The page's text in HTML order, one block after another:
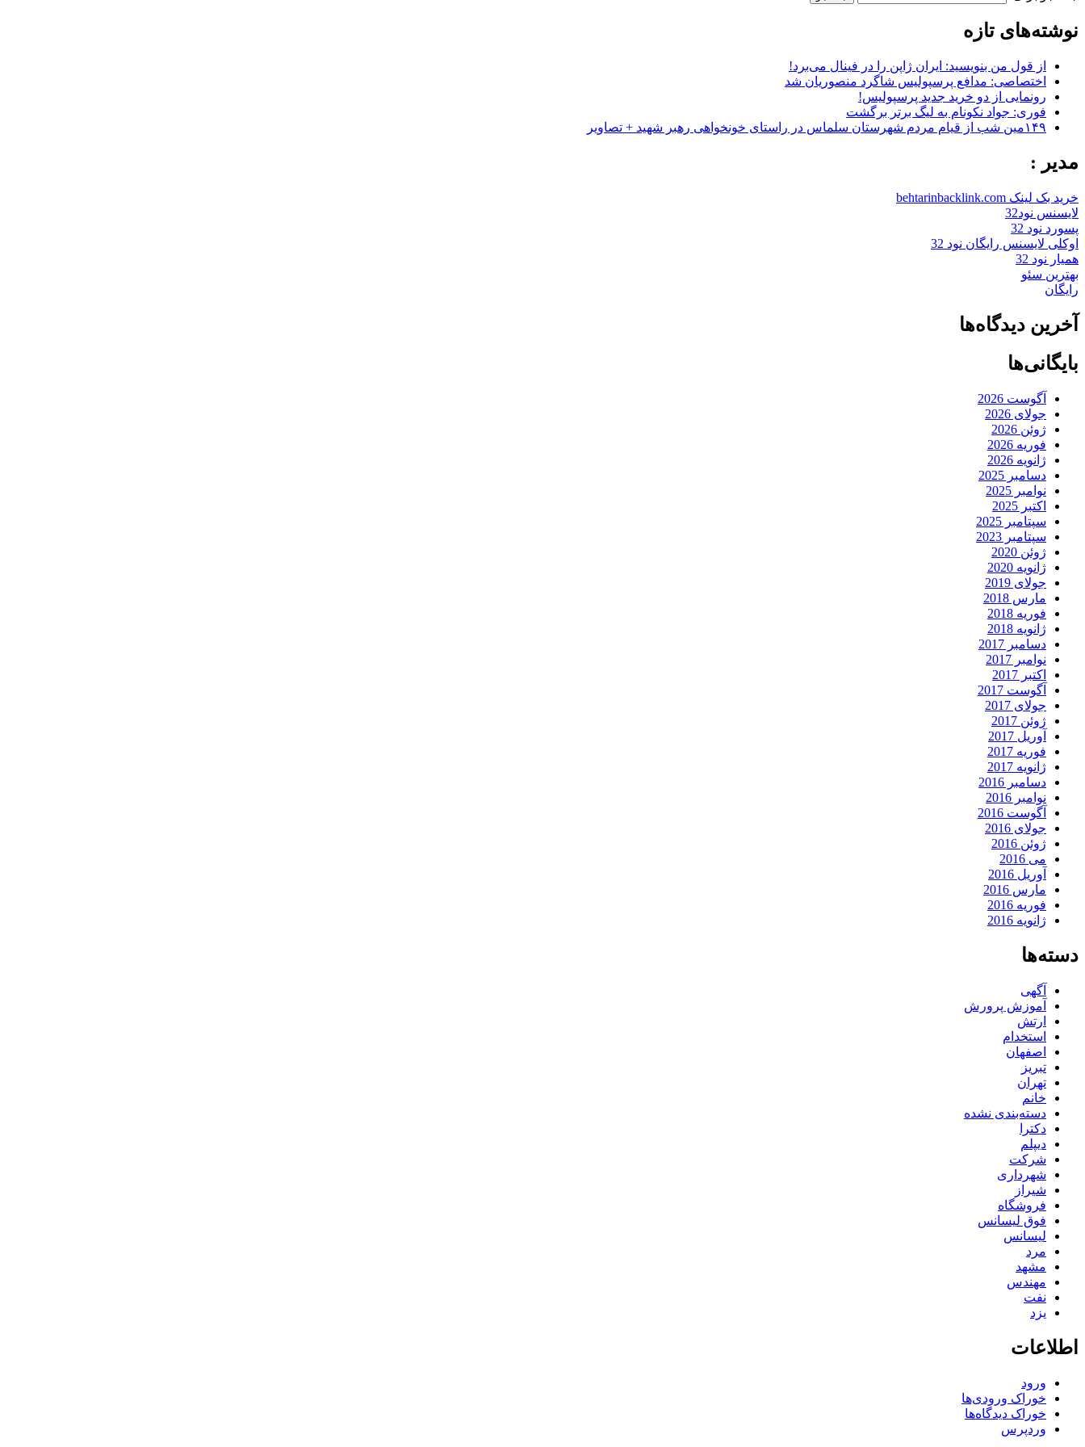
نوشته‌های تازه
از قول من بنویسید: ایران ژاپن را در فینال می‌برد!
اختصاصی: مدافع پرسپولیس شاگرد منصوریان شد
رونمایی از دو خرید جدید پرسپولیس!
فوری: جواد نکونام به لیگ برتر برگشت
۱۴۹مین شب از قیام مردم شهرستان سلماس در راستای خونخواهی رهبر شهید + تصاویر
مدیر :
خرید بک لینک behtarinbacklink.com
لایسنس نود32
پسورد نود 32
اوکلی لایسنس رایگان نود 32
همیار نود 32
بهترین سئو
رایگان
آخرین دیدگاه‌ها
بایگانی‌ها
آگوست 2026
جولای 2026
ژوئن 2026
فوریه 2026
ژانویه 2026
دسامبر 2025
نوامبر 2025
اکتبر 2025
سپتامبر 2025
سپتامبر 2023
ژوئن 2020
ژانویه 2020
جولای 2019
مارس 2018
فوریه 2018
ژانویه 2018
دسامبر 2017
نوامبر 2017
اکتبر 2017
آگوست 2017
جولای 2017
ژوئن 2017
آوریل 2017
فوریه 2017
ژانویه 2017
دسامبر 2016
نوامبر 2016
آگوست 2016
جولای 2016
ژوئن 2016
می 2016
آوریل 2016
مارس 2016
فوریه 2016
ژانویه 2016
دسته‌ها
آگهی
آموزش پرورش
ارتش
استخدام
اصفهان
تبریز
تهران
خانم
دسته‌بندی نشده
دکترا
دیپلم
شرکت
شهرداری
شیراز
فروشگاه
فوق لیسانس
لیسانس
مرد
مشهد
مهندس
نفت
یزد
اطلاعات
ورود
خوراک ورودی‌ها
خوراک دیدگاه‌ها
وردپرس